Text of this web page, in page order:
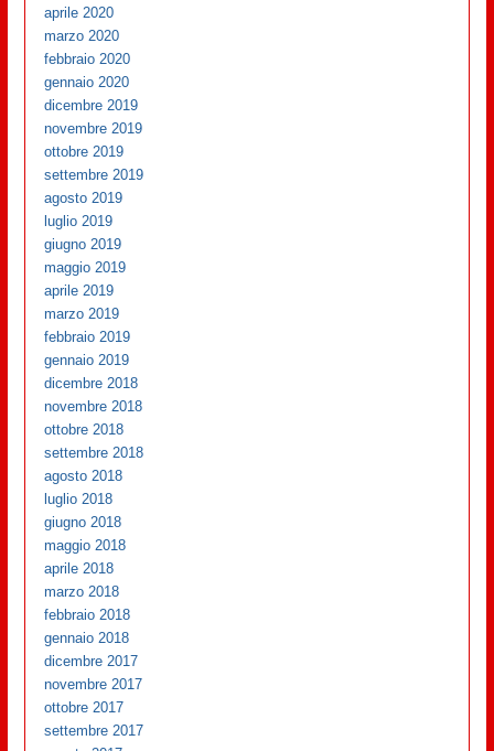
aprile 2020
marzo 2020
febbraio 2020
gennaio 2020
dicembre 2019
novembre 2019
ottobre 2019
settembre 2019
agosto 2019
luglio 2019
giugno 2019
maggio 2019
aprile 2019
marzo 2019
febbraio 2019
gennaio 2019
dicembre 2018
novembre 2018
ottobre 2018
settembre 2018
agosto 2018
luglio 2018
giugno 2018
maggio 2018
aprile 2018
marzo 2018
febbraio 2018
gennaio 2018
dicembre 2017
novembre 2017
ottobre 2017
settembre 2017